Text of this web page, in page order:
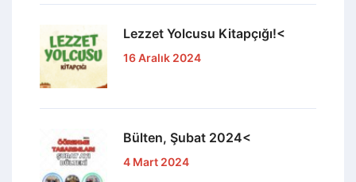
Lezzet Yolcusu Kitapçığı!<
16 Aralık 2024
Bülten, Şubat 2024<
4 Mart 2024